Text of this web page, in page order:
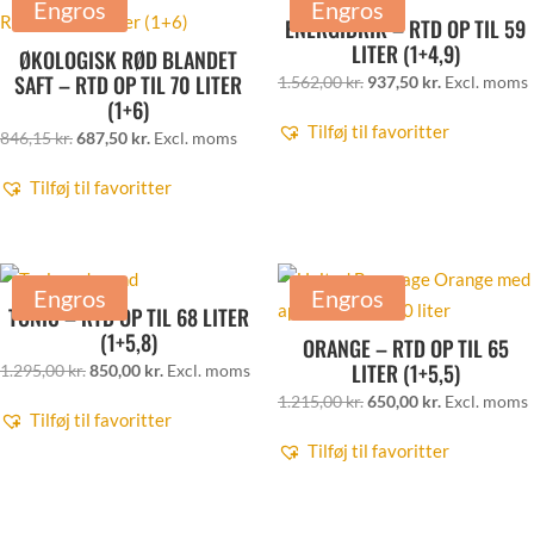
Engros
ØKOLOGISK RØD BLANDET
SAFT – RTD OP TIL 70 LITER
(1+6)
846,15kr.Den
pris
687,50 kr. Den
pris
Excl. moms
Tilføj til favoritter
Engros
ENERGIDRIK – RTD OP TIL 59
LITER (1+4,9)
1.562,00kr. Den
pris
937,50 kr. Den
pris
Excl. moms
Tilføj til favoritter
Engros
TONIC – RTD OP TIL 68 LITER
(1+5,8)
1.295,00kr.Den
pris
850,00 kr. Den
pris
Excl. moms
Tilføj til favoritter
Engros
ORANGE – RTD OP TIL 65
LITER (1+5,5)
1.215,00kr.Den
pris
650,00 kr. Den
pris
Excl. moms
Tilføj til favoritter